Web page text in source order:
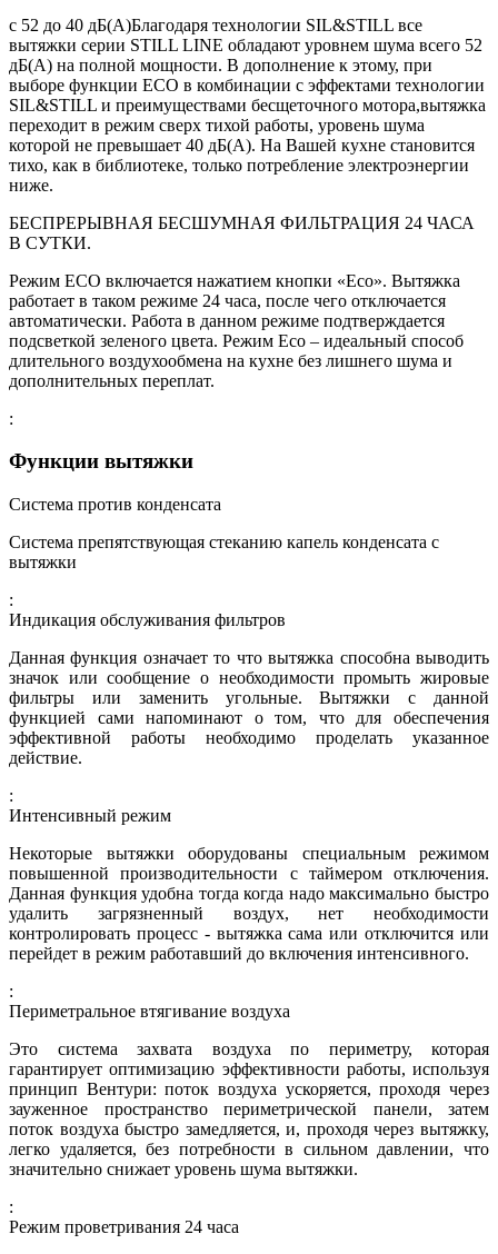
с 52 до 40 дБ(А)Благодаря технологии SIL&STILL все
вытяжки серии STILL LINE обладают уровнем шума всего 52
дБ(А) на полной мощности. В дополнение к этому, при
выборе функции ЕСО в комбинации с эффектами технологии
SIL&STILL и преимуществами бесщеточного мотора,вытяжка
переходит в режим сверх тихой работы, уровень шума
которой не превышает 40 дБ(А). На Вашей кухне становится
тихо, как в библиотеке, только потребление электроэнергии
ниже.
БЕСПРЕРЫВНАЯ БЕСШУМНАЯ ФИЛЬТРАЦИЯ 24 ЧАСА
В СУТКИ.
Режим ЕСО включается нажатием кнопки «Есо». Вытяжка
работает в таком режиме 24 часа, после чего отключается
автоматически. Работа в данном режиме подтверждается
подсветкой зеленого цвета. Режим Есо – идеальный способ
длительного воздухообмена на кухне без лишнего шума и
дополнительных переплат.
:
Функции вытяжки
Система против конденсата
Система препятствующая стеканию капель конденсата с
вытяжки
:
Индикация обслуживания фильтров
Данная функция означает то что вытяжка способна выводить
значок или сообщение о необходимости промыть жировые
фильтры или заменить угольные. Вытяжки с данной
функцией сами напоминают о том, что для обеспечения
эффективной работы необходимо проделать указанное
действие.
:
Интенсивный режим
Некоторые вытяжки оборудованы специальным режимом
повышенной производительности с таймером отключения.
Данная функция удобна тогда когда надо максимально быстро
удалить загрязненный воздух, нет необходимости
контролировать процесс - вытяжка сама или отключится или
перейдет в режим работавший до включения интенсивного.
:
Периметральное втягивание воздуха
Это система захвата воздуха по периметру, которая
гарантирует оптимизацию эффективности работы, используя
принцип Вентури: поток воздуха ускоряется, проходя через
зауженное пространство периметрической панели, затем
поток воздуха быстро замедляется, и, проходя через вытяжку,
легко удаляется, без потребности в сильном давлении, что
значительно снижает уровень шума вытяжки.
:
Режим проветривания 24 часа